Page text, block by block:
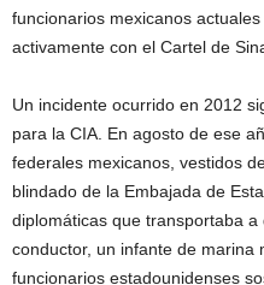
funcionarios mexicanos
activamente con el Cartel de
Un incidente ocurrido en 2012
para la CIA. En agosto de ese
federales mexicanos, vestidos
blindado de la Embajada de
diplomáticas que transportaba
conductor, un infante de marina
funcionarios estadounidenses